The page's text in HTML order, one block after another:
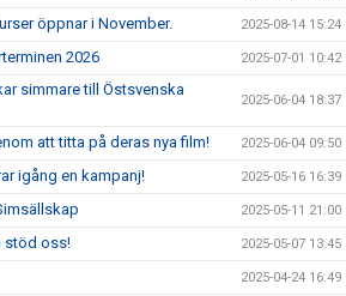
öppnar i November. 2025-08-14 15:24
2026 2025-07-01 10:42
simmare till Östsvenska
2025-06-04 18:37
att titta på deras nya film! 2025-06-04 09:50
igång en kampanj! 2025-05-16 16:39
2025-05-11 21:00
stöd oss! 2025-05-07 13:45
2025-04-24 16:49